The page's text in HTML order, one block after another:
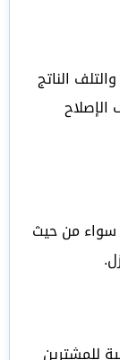
الناتج
الإصلاح
سواء من حيث